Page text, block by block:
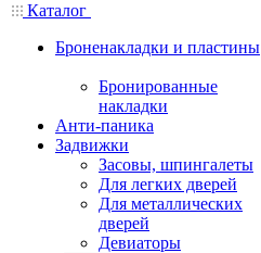
Каталог
Броненакладки и пластины
Бронированные
накладки
Анти-паника
Задвижки
Засовы, шпингалеты
Для легких дверей
Для металлических
дверей
Девиаторы